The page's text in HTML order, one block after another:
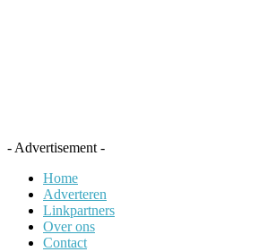
- Advertisement -
Home
Adverteren
Linkpartners
Over ons
Contact